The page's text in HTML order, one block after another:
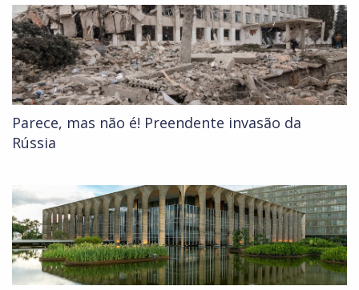
Parece, mas não é! Preendente invasão da
Rússia